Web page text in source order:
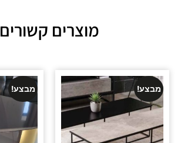
מוצרים קשורים
מבצע! מבצע!